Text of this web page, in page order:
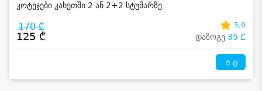
კოტეჯები კახეთში 2 ან 2+2 სტუმარზე
170 ₾
125 ₾
5.0
დაზოგე 35 ₾
0